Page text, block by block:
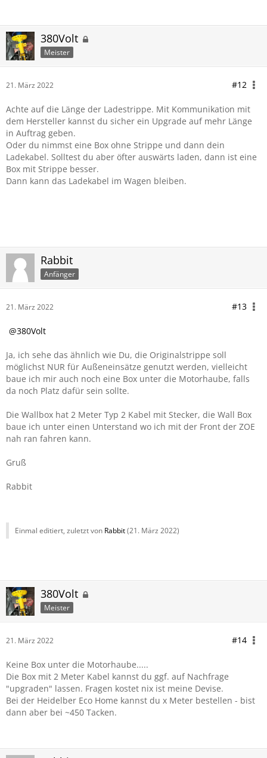
380Volt
Meister
21. März 2022 #12
Achte auf die Länge der Ladestrippe. Mit Kommunikation mit
dem Hersteller kannst du sicher ein Upgrade auf mehr Länge
in Auftrag geben.
Oder du nimmst eine Box ohne Strippe und dann dein
Ladekabel. Solltest du aber öfter auswärts laden, dann ist eine
Box mit Strippe besser.
Dann kann das Ladekabel im Wagen bleiben.
Rabbit
Anfänger
21. März 2022 #13
380Volt
Ja, ich sehe das ähnlich wie Du, die Originalstrippe soll
möglichst NUR für Außeneinsätze genutzt werden, vielleicht
baue ich mir auch noch eine Box unter die Motorhaube, falls
da noch Platz dafür sein sollte.
Die Wallbox hat 2 Meter Typ 2 Kabel mit Stecker, die Wall Box
baue ich unter einen Unterstand wo ich mit der Front der ZOE
nah ran fahren kann.
Gruß
Rabbit
Einmal editiert, zuletzt von Rabbit(21. März 2022)
380Volt
Meister
21. März 2022 #14
Keine Box unter die Motorhaube.....
Die Box mit 2 Meter Kabel kannst du ggf. auf Nachfrage
"upgraden" lassen. Fragen kostet nix ist meine Devise.
Bei der Heidelber Eco Home kannst du x Meter bestellen - bist
dann aber bei ~450 Tacken.